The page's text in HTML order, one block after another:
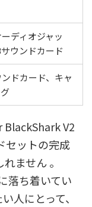
ディオジャッ
ウンドカード
ドカード、キャ
BlackShark V2
セットの完成
ません 。
落ち着いてい
人にとって、